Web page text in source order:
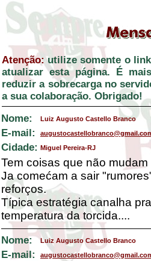
Atenção: utilize somente o link
atualizar esta página. É
reduzir a sobrecarga no
a sua colaboração. Obrigado!
Nome:
Luiz Augusto Castello Branco
E-mail:
Cidade: Miguel Pereira-RJ
Tem coisas que não
Ja comećam a sair
reforços.
Típica estratégia canalha
temperatura da torcida....
Nome: Luiz Augusto Castello Branco
E-mail: